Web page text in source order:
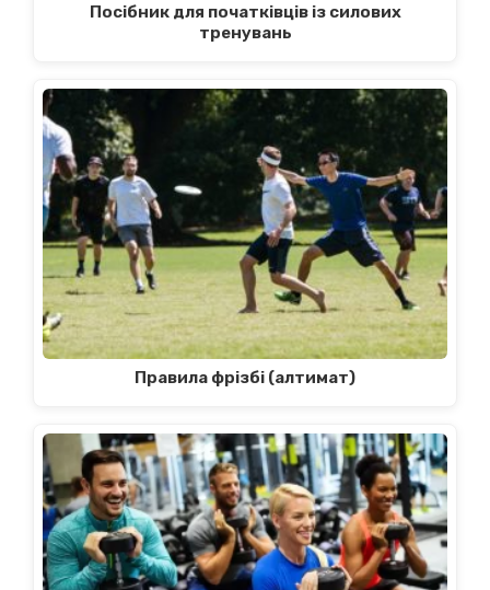
Посібник для початківців із силових
тренувань
Правила фрізбі (алтимат)